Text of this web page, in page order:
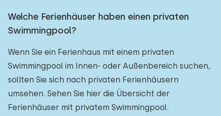
Welche Ferienhäuser haben einen privaten
Swimmingpool?
Wenn Sie ein Ferienhaus mit einem privaten
Swimmingpool im Innen- oder Außenbereich suchen,
sollten Sie sich nach privaten Ferienhäusern
umsehen. Sehen Sie hier die Übersicht der
Ferienhäuser mit privatem Swimmingpool.